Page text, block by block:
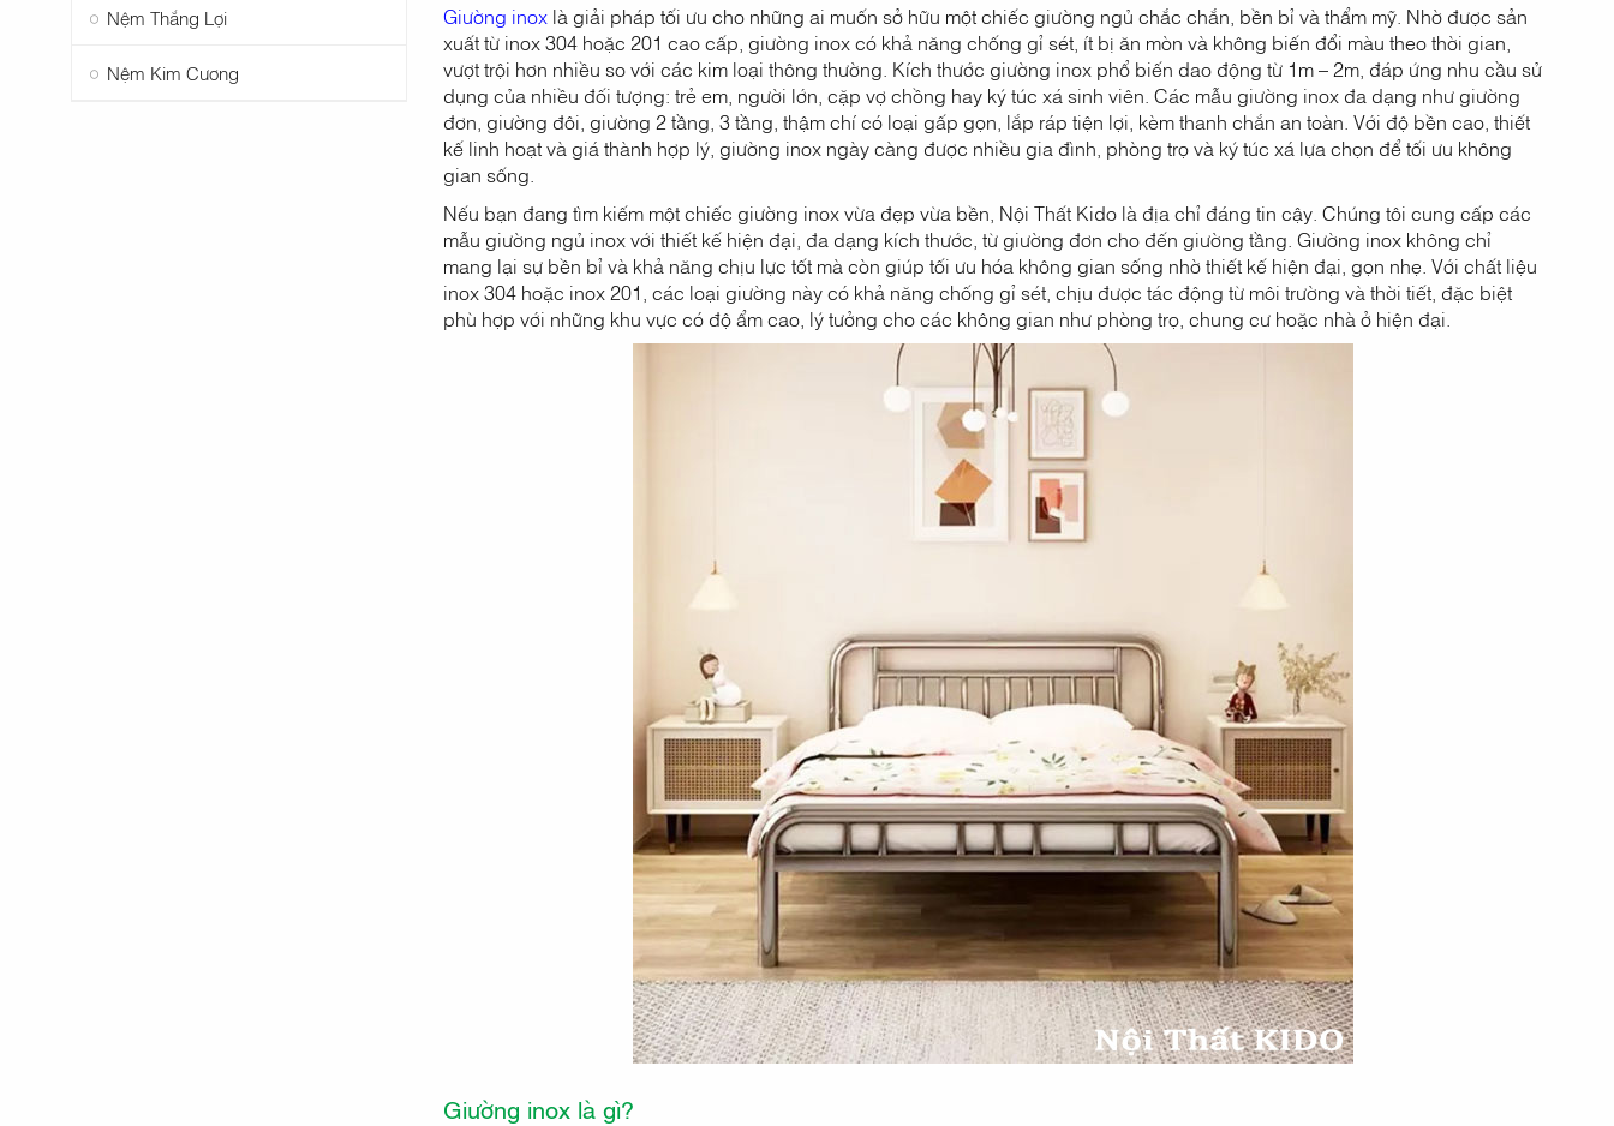
Nệm Thắng Lợi
Nệm Kim Cương
Giường inoxlà giải pháp tối ưu cho những ai muốn sở hữu một chiếc giường ngủ chắc chắn, bền bỉ và thẩm mỹ. Nhờ được sản
xuất từ inox 304 hoặc 201 cao cấp, giường inox có khả năng chống gỉ sét, ít bị ăn mòn và không biến đổi màu theo thời gian,
vượt trội hơn nhiều so với các kim loại thông thường. Kích thước giường inox phổ biến dao động từ 1m – 2m, đáp ứng nhu cầu sử
dụng của nhiều đối tượng: trẻ em, người lớn, cặp vợ chồng hay ký túc xá sinh viên. Các mẫu giường inox đa dạng như giường
đơn, giường đôi, giường 2 tầng, 3 tầng, thậm chí có loại gấp gọn, lắp ráp tiện lợi, kèm thanh chắn an toàn. Với độ bền cao, thiết
kế linh hoạt và giá thành hợp lý, giường inox ngày càng được nhiều gia đình, phòng trọ và ký túc xá lựa chọn để tối ưu không
gian sống.
Nếu bạn đang tìm kiếm một chiếc giường inox vừa đẹp vừa bền, Nội Thất Kido là địa chỉ đáng tin cậy. Chúng tôi cung cấp các
mẫu giường ngủ inox với thiết kế hiện đại, đa dạng kích thước, từ giường đơn cho đến giường tầng. Giường inox không chỉ
mang lại sự bền bỉ và khả năng chịu lực tốt mà còn giúp tối ưu hóa không gian sống nhờ thiết kế hiện đại, gọn nhẹ. Với chất liệu
inox 304 hoặc inox 201, các loại giường này có khả năng chống gỉ sét, chịu được tác động từ môi trường và thời tiết, đặc biệt
phù hợp với những khu vực có độ ẩm cao, lý tưởng cho các không gian như phòng trọ, chung cư hoặc nhà ở hiện đại.
Giường inox là gì?